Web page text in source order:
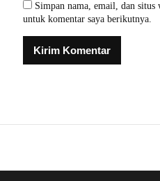
Simpan nama, email, dan situs
untuk komentar saya berikutnya.